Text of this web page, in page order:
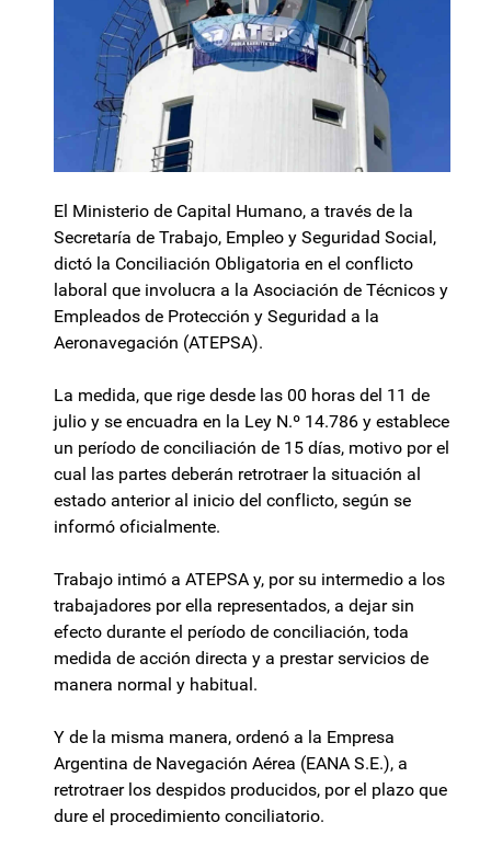
El Ministerio de Capital Humano, a través de la
Secretaría de Trabajo, Empleo y Seguridad Social,
dictó la Conciliación Obligatoria en el conflicto
laboral que involucra a la Asociación de Técnicos y
Empleados de Protección y Seguridad a la
Aeronavegación (ATEPSA).
La medida, que rige desde las 00 horas del 11 de
julio y se encuadra en la Ley N.º 14.786 y establece
un período de conciliación de 15 días, motivo por el
cual las partes deberán retrotraer la situación al
estado anterior al inicio del conflicto, según se
informó oficialmente.
Trabajo intimó a ATEPSA y, por su intermedio a los
trabajadores por ella representados, a dejar sin
efecto durante el período de conciliación, toda
medida de acción directa y a prestar servicios de
manera normal y habitual.
Y de la misma manera, ordenó a la Empresa
Argentina de Navegación Aérea (EANA S.E.), a
retrotraer los despidos producidos, por el plazo que
dure el procedimiento conciliatorio.